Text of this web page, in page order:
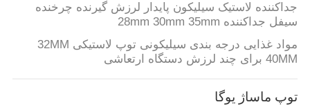
جداکننده لاستیک سیلیکون پایدار لرزش گیرنده چرخنده
سیفل جداکننده 28mm 30mm 35mm
مواد غذایی درجه بندی سیلیکونی توپ لاستیکی 32MM
40MM برای چند لرزش دستگاه ارتعاشی
توپ ماساژ یوگا